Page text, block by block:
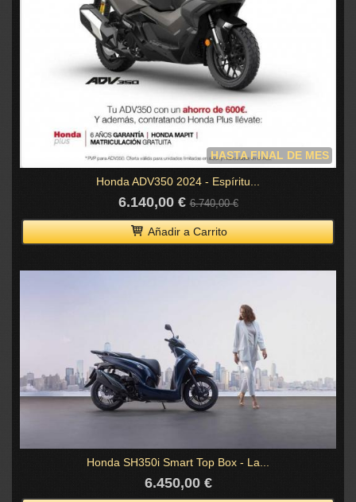
HASTA FINAL DE MES
Honda ADV350 2024 - Espíritu...
6.140,00 €6.740,00 €
Añadir a Carrito
Honda SH350i Smart Top Box - La...
6.450,00 €